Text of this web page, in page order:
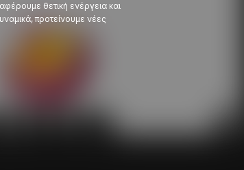
θετική ενέργεια και
προτείνουμε νέες